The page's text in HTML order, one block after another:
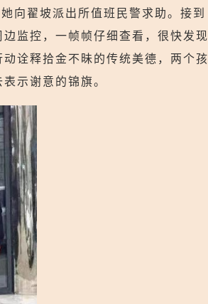
向翟坡派出所值班民警求助。接到
监控，一帧帧仔细查看，很快发现
诠释拾金不昧的传统美德，两个孩
示谢意的锦旗。